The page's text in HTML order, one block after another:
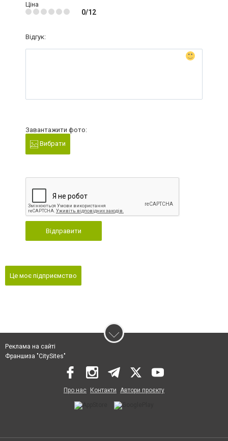
Ціна
0/12
Відгук:
Завантажити фото:
Вибрати
Відправити
Це моє підприємство
Реклама на сайті
Франшиза "CitySites"
Про нас Контакти Автори проєкту